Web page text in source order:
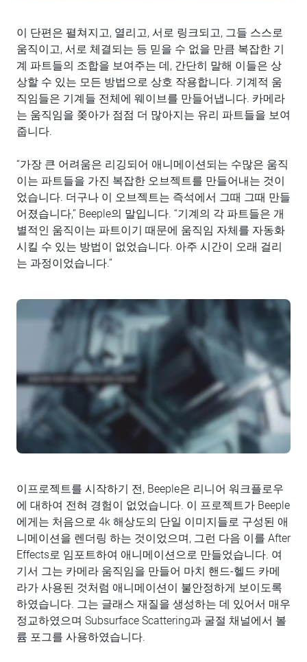
이 단편은 펼쳐지고, 열리고, 서로 링크되고, 그들 스스로
움직이고, 서로 체결되는 등 믿을 수 없을 만큼 복잡한 기
계 파트들의 조합을 보여주는 데, 간단히 말해 이들은 상
상할 수 있는 모든 방법으로 상호 작용합니다. 기계적 움
직임들은 기계들 전체에 웨이브를 만들어냅니다. 카메라
는 움직임을 쫒아가 점점 더 많아지는 유리 파트들을 보여
줍니다.
“가장 큰 어려움은 리깅되어 애니메이션되는 수많은 움직
이는 파트들을 가진 복잡한 오브젝트를 만들어내는 것이
었습니다. 더구나 이 오브젝트는 즉석에서 그때 그때 만들
어졌습니다,” Beeple의 말입니다. “기계의 각 파트들은 개
별적인 움직이는 파트이기 때문에 움직임 자체를 자동화
시킬 수 있는 방법이 없었습니다. 아주 시간이 오래 걸리
는 과정이었습니다.”
이프로젝트를 시작하기 전, Beeple은 리니어 워크플로우
에 대하여 전혀 경험이 없었습니다. 이 프로젝트가 Beeple
에게는 처음으로 4k 해상도의 단일 이미지들로 구성된 애
니메이션을 렌더링 하는 것이었으며, 그런 다음 이를 After
Effects로 임포트하여 애니메이션으로 만들었습니다. 여
기서 그는 카메라 움직임을 만들어 마치 핸드-헬드 카메
라가 사용된 것처럼 애니메이션이 불안정하게 보이도록
하였습니다. 그는 글래스 재질을 생성하는 데 있어서 매우
정교하였으며 Subsurface Scattering과 굴절 채널에서 볼
륨 포그를 사용하였습니다.